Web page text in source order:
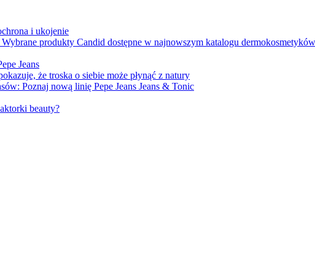
i ukojenie
produkty Candid dostępne w najnowszym katalogu
Jeans
że troska o siebie może płynąć z natury
Poznaj nową linię Pepe Jeans Jeans & Tonic
beauty?